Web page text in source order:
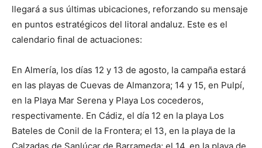
llegará a sus últimas ubicaciones, reforzando su mensaje
en puntos estratégicos del litoral andaluz. Este es el
calendario final de actuaciones:
En Almería, los días 12 y 13 de agosto, la campaña estará
en las playas de Cuevas de Almanzora; 14 y 15, en Pulpí,
en la Playa Mar Serena y Playa Los cocederos,
respectivamente. En Cádiz, el día 12 en la playa Los
Bateles de Conil de la Frontera; el 13, en la playa de la